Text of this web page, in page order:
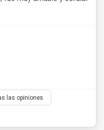
las opiniones